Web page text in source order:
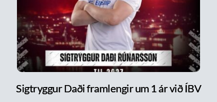
Sigtryggur Daði framlengir um 1 ár við ÍBV